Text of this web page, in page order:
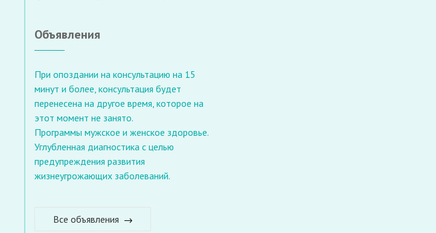
Объявления
При опоздании на консультацию на 15
минут и более, консультация будет
перенесена на другое время, которое на
этот момент не занято.
Программы мужское и женское здоровье.
Углубленная диагностика с целью
предупреждения развития
жизнеугрожающих заболеваний.
Все объявления